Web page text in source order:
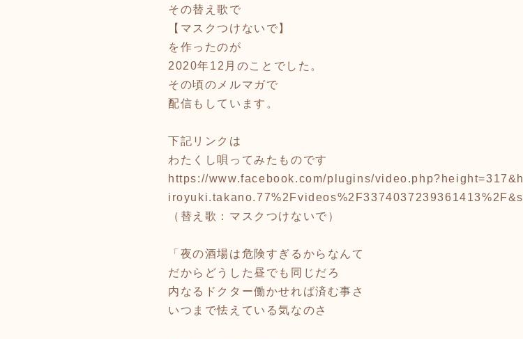
その替え歌で
【マスクつけないで】
を作ったのが
2020年12月のことでした。
その頃のメルマガで
配信もしています。
下記リンクは
わたくし唄ってみたものです
https://www.facebook.com/plugins/
（替え歌：マスクつけないで）
「夜の酒場は危険すぎるからなんて
だからどうした昼でも同じだろ
内なるドクター働かせれば済む事さ
いつまで怯えている気なのさ